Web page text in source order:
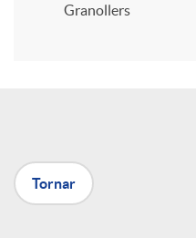
t
Granollers
Tornar